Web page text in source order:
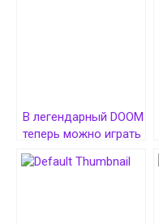
В легендарный DOOM
теперь можно играть
через Microsoft Word